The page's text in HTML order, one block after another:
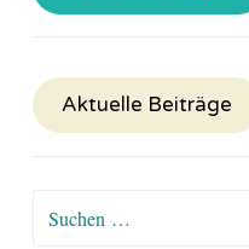
Aktuelle Beiträge
Suchen